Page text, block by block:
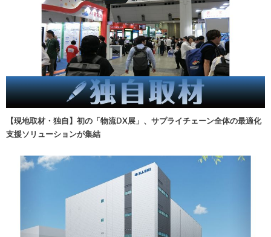
【現地取材・独自】初の「物流DX展」、サプライチェーン全体の最適化
支援ソリューションが集結